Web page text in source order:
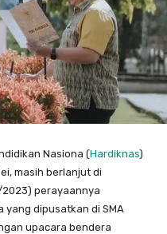
Nasiona (Hardiknas)
masih berlanjut di
2023) perayaannya
yang dipusatkan di SMA
upacara bendera